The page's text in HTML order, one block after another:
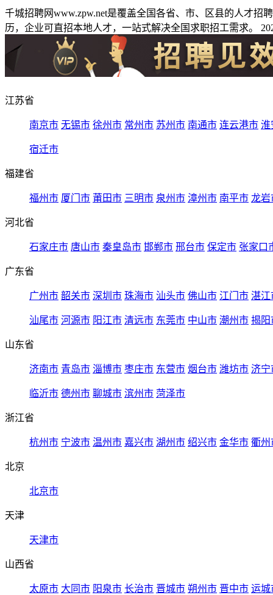
千城招聘网www.zpw.net是覆盖全国各省、市、区县的人才
历，企业可直招本地人才，一站式解决全国求职招工需求。
江苏省
南京市 无锡市 徐州市 常州市 苏州市 南通市 连云港市 淮
宿迁市
福建省
福州市 厦门市 莆田市 三明市 泉州市 漳州市 南平市 龙岩
河北省
石家庄市 唐山市 秦皇岛市 邯郸市 邢台市 保定市 张家口
广东省
广州市 韶关市 深圳市 珠海市 汕头市 佛山市 江门市 湛江
汕尾市 河源市 阳江市 清远市 东莞市 中山市 潮州市 揭阳
山东省
济南市 青岛市 淄博市 枣庄市 东营市 烟台市 潍坊市 济宁
临沂市 德州市 聊城市 滨州市 菏泽市
浙江省
杭州市 宁波市 温州市 嘉兴市 湖州市 绍兴市 金华市 衢州
北京
北京市
天津
天津市
山西省
太原市 大同市 阳泉市 长治市 晋城市 朔州市 晋中市 运城